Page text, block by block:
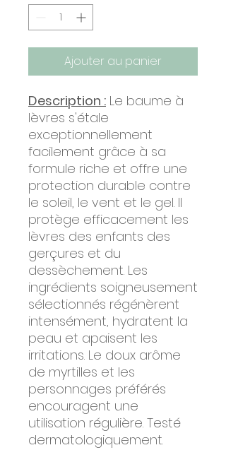
Ajouter au panier
Description : Le baume à
lèvres s'étale
exceptionnellement
facilement grâce à sa
formule riche et offre une
protection durable contre
le soleil, le vent et le gel. Il
protège efficacement les
lèvres des enfants des
gerçures et du
dessèchement. Les
ingrédients soigneusement
sélectionnés régénèrent
intensément, hydratent la
peau et apaisent les
irritations. Le doux arôme
de myrtilles et les
personnages préférés
encouragent une
utilisation régulière. Testé
dermatologiquement.